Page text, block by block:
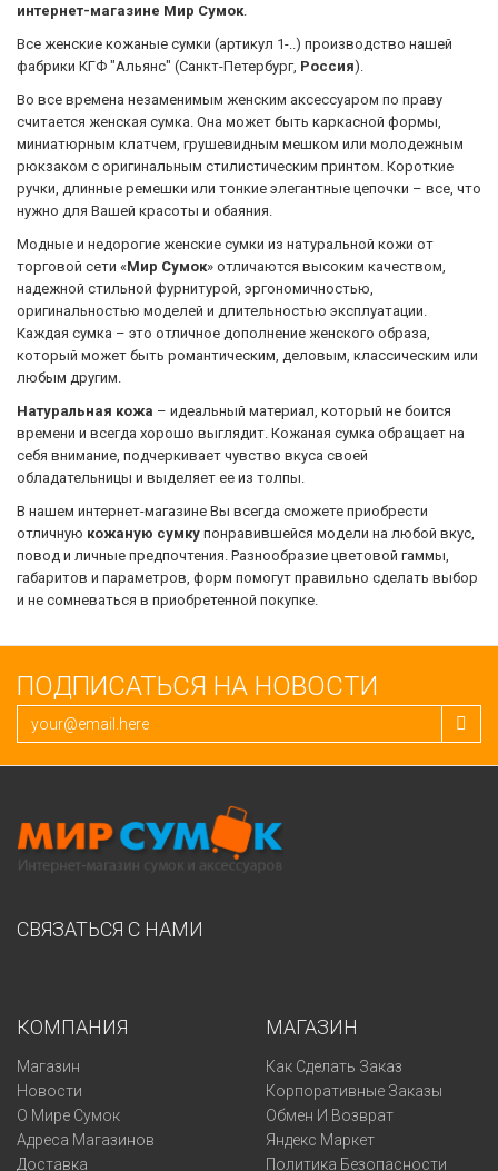
интернет-магазине Мир Сумок
Все женские кожаные сумки (артикул 1-..) производство нашей
фабрики КГФ "Альянс" (Санкт-Петербург, Россия).
Во все времена незаменимым женским аксессуаром по праву
считается женская сумка. Она может быть каркасной формы,
миниатюрным клатчем, грушевидным мешком или молодежным
рюкзаком с оригинальным стилистическим принтом. Короткие
ручки, длинные ремешки или тонкие элегантные цепочки – все, что
нужно для Вашей красоты и обаяния.
Модные и недорогие женские сумки из натуральной кожи от
торговой сети «Мир Сумок» отличаются высоким качеством,
надежной стильной фурнитурой, эргономичностью,
оригинальностью моделей и длительностью эксплуатации.
Каждая сумка – это отличное дополнение женского образа,
который может быть романтическим, деловым, классическим или
любым другим.
Натуральная кожа – идеальный материал, который не боится
времени и всегда хорошо выглядит. Кожаная сумка обращает на
себя внимание, подчеркивает чувство вкуса своей
обладательницы и выделяет ее из толпы.
В нашем интернет-магазине Вы всегда сможете приобрести
отличную кожаную сумку понравившейся модели на любой вкус,
повод и личные предпочтения. Разнообразие цветовой гаммы,
габаритов и параметров, форм помогут правильно сделать выбор
и не сомневаться в приобретенной покупке.
ПОДПИСАТЬСЯ НА НОВОСТИ
СВЯЗАТЬСЯ С НАМИ
КОМПАНИЯ
Магазин
Новости
О Мире Сумок
Адреса Магазинов
Доставка
МАГАЗИН
Как Сделать Заказ
Корпоративные Заказы
Обмен И Возврат
Яндекс Маркет
Политика Безопасности